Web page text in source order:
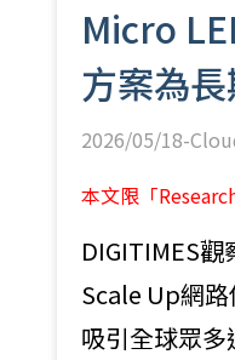
Micro
方案為
2026/05/18-
本文限「
DIGITIMES
Scale Up網
吸引全球眾